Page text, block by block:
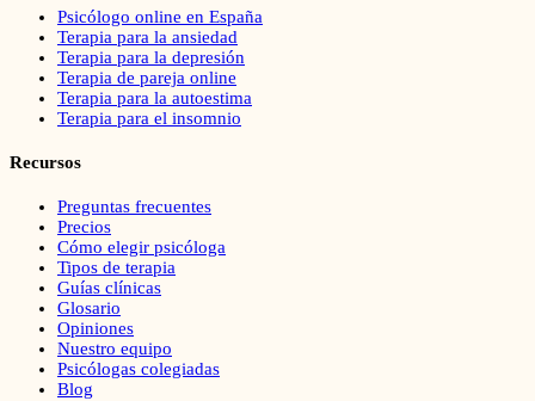
Psicólogo online en España
Terapia para la ansiedad
Terapia para la depresión
Terapia de pareja online
Terapia para la autoestima
Terapia para el insomnio
Recursos
Preguntas frecuentes
Precios
Cómo elegir psicóloga
Tipos de terapia
Guías clínicas
Glosario
Opiniones
Nuestro equipo
Psicólogas colegiadas
Blog